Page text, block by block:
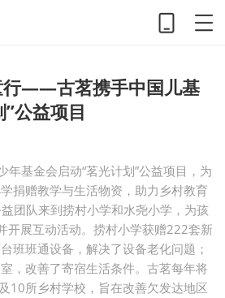
行——古茗携手中国儿基
公益项目
年基金会启动“茗光计划”公益项目，为
捐赠教学与生活物资，助力乡村教育
团队来到捞村小学和水尧小学，为孩
开展互动活动。捞村小学获赠222套新
班班通设备，解决了设备老化问题；
，改善了寄宿生活条件。古茗每年将
10所乡村学校，旨在改善欠发达地区